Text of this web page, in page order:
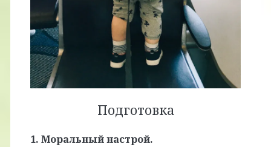
Подготовка
1. Моральный настрой.